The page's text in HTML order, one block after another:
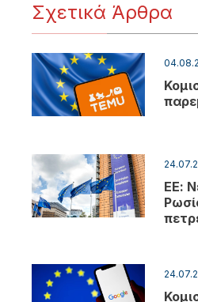
Σχετικά Άρθρα
ΕΕ: